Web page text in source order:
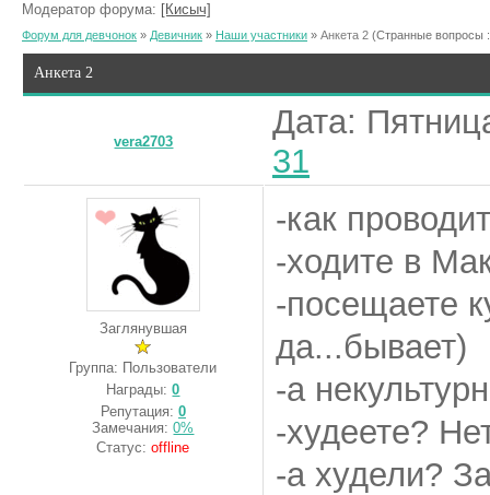
Модератор форума: [Кисыч]
Форум для девчонок » Девичник » Наши участники » Анкета 2 (Странные вопросы
Анкета 2
vera2703
Дата:
31
Заглянувшая
Группа: Пользователи
Награды:0
Репутация: 0
Замечания:0%
Статус:offline
-как
-ходите в
-посещаете
да...бывает)
-а
-худеете?
-а худели?